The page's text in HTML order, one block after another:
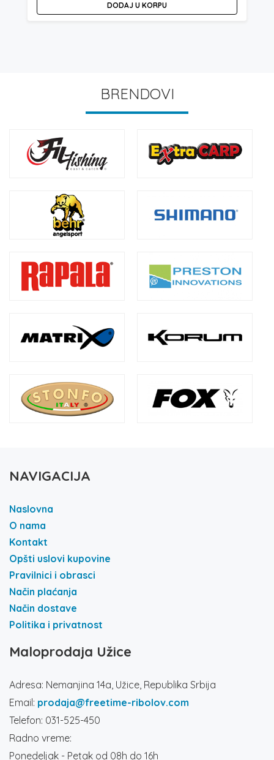
DODAJ U KORPU
BRENDOVI
NAVIGACIJA
Naslovna
O nama
Kontakt
Opšti uslovi kupovine
Pravilnici i obrasci
Način plaćanja
Način dostave
Politika i privatnost
Maloprodaja Užice
Adresa: Nemanjina 14a, Užice, Republika Srbija
Email: prodaja@freetime-ribolov.com
Telefon: 031-525-450
Radno vreme:
Ponedeljak - Petak od 08h do 16h